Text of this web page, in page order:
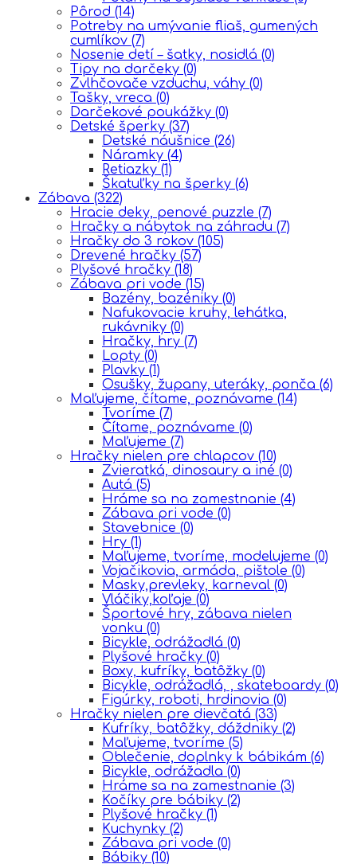
Pôrod (14)
Potreby na umývanie fliaš, gumených
cumlíkov (7)
Nosenie detí – šatky, nosidlá (0)
Tipy na darčeky (0)
Zvlhčovače vzduchu, váhy (0)
Tašky, vreca (0)
Darčekové poukážky (0)
Detské šperky (37)
Detské náušnice (26)
Náramky (4)
Retiazky (1)
Škatuľky na šperky (6)
Zábava (322)
Hracie deky, penové puzzle (7)
Hračky a nábytok na záhradu (7)
Hračky do 3 rokov (105)
Drevené hračky (57)
Plyšové hračky (18)
Zábava pri vode (15)
Bazény, bazéniky (0)
Nafukovacie kruhy, lehátka,
rukávniky (0)
Hračky, hry (7)
Lopty (0)
Plavky (1)
Osušky, župany, uteráky, ponča (6)
Maľujeme, čítame, poznávame (14)
Tvoríme (7)
Čítame, poznávame (0)
Maľujeme (7)
Hračky nielen pre chlapcov (10)
Zvieratká, dinosaury a iné (0)
Autá (5)
Hráme sa na zamestnanie (4)
Zábava pri vode (0)
Stavebnice (0)
Hry (1)
Maľujeme, tvoríme, modelujeme (0)
Vojačikovia, armáda, pištole (0)
Masky,prevleky, karneval (0)
Vláčiky,koľaje (0)
Športové hry, zábava nielen
vonku (0)
Bicykle, odrážadlá (0)
Plyšové hračky (0)
Boxy, kufríky, batôžky (0)
Bicykle, odrážadlá, , skateboardy (0)
Figúrky, roboti, hrdinovia (0)
Hračky nielen pre dievčatá (33)
Kufríky, batôžky, dáždniky (2)
Maľujeme, tvoríme (5)
Oblečenie, doplnky k bábikám (6)
Bicykle, odrážadla (0)
Hráme sa na zamestnanie (3)
Kočíky pre bábiky (2)
Plyšové hračky (1)
Kuchynky (2)
Zábava pri vode (0)
Bábiky (10)